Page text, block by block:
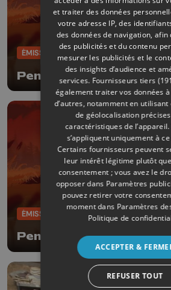
ÉMISSIONS
Pense bêtes
ÉMISSIONS
Pense bêtes
et traiter des données
votre adresse IP, des
des données de navigation,
des publicités et du contenu
mesurer les publicités et le
des insights d’audience et
services. Fournisseurs tiers
également traiter vos données
d’autres, notamment en utilisant
de géolocalisation
caractéristiques de l’appareil.
s’appliquent uniquement à
Certains fournisseurs peuvent
leur intérêt légitime plutôt
consentement ; vous avez le
opposer dans Paramètres
pouvez retirer votre
moment dans Paramètres
Politique de
ACCEPTER &
REFUSER TOUT